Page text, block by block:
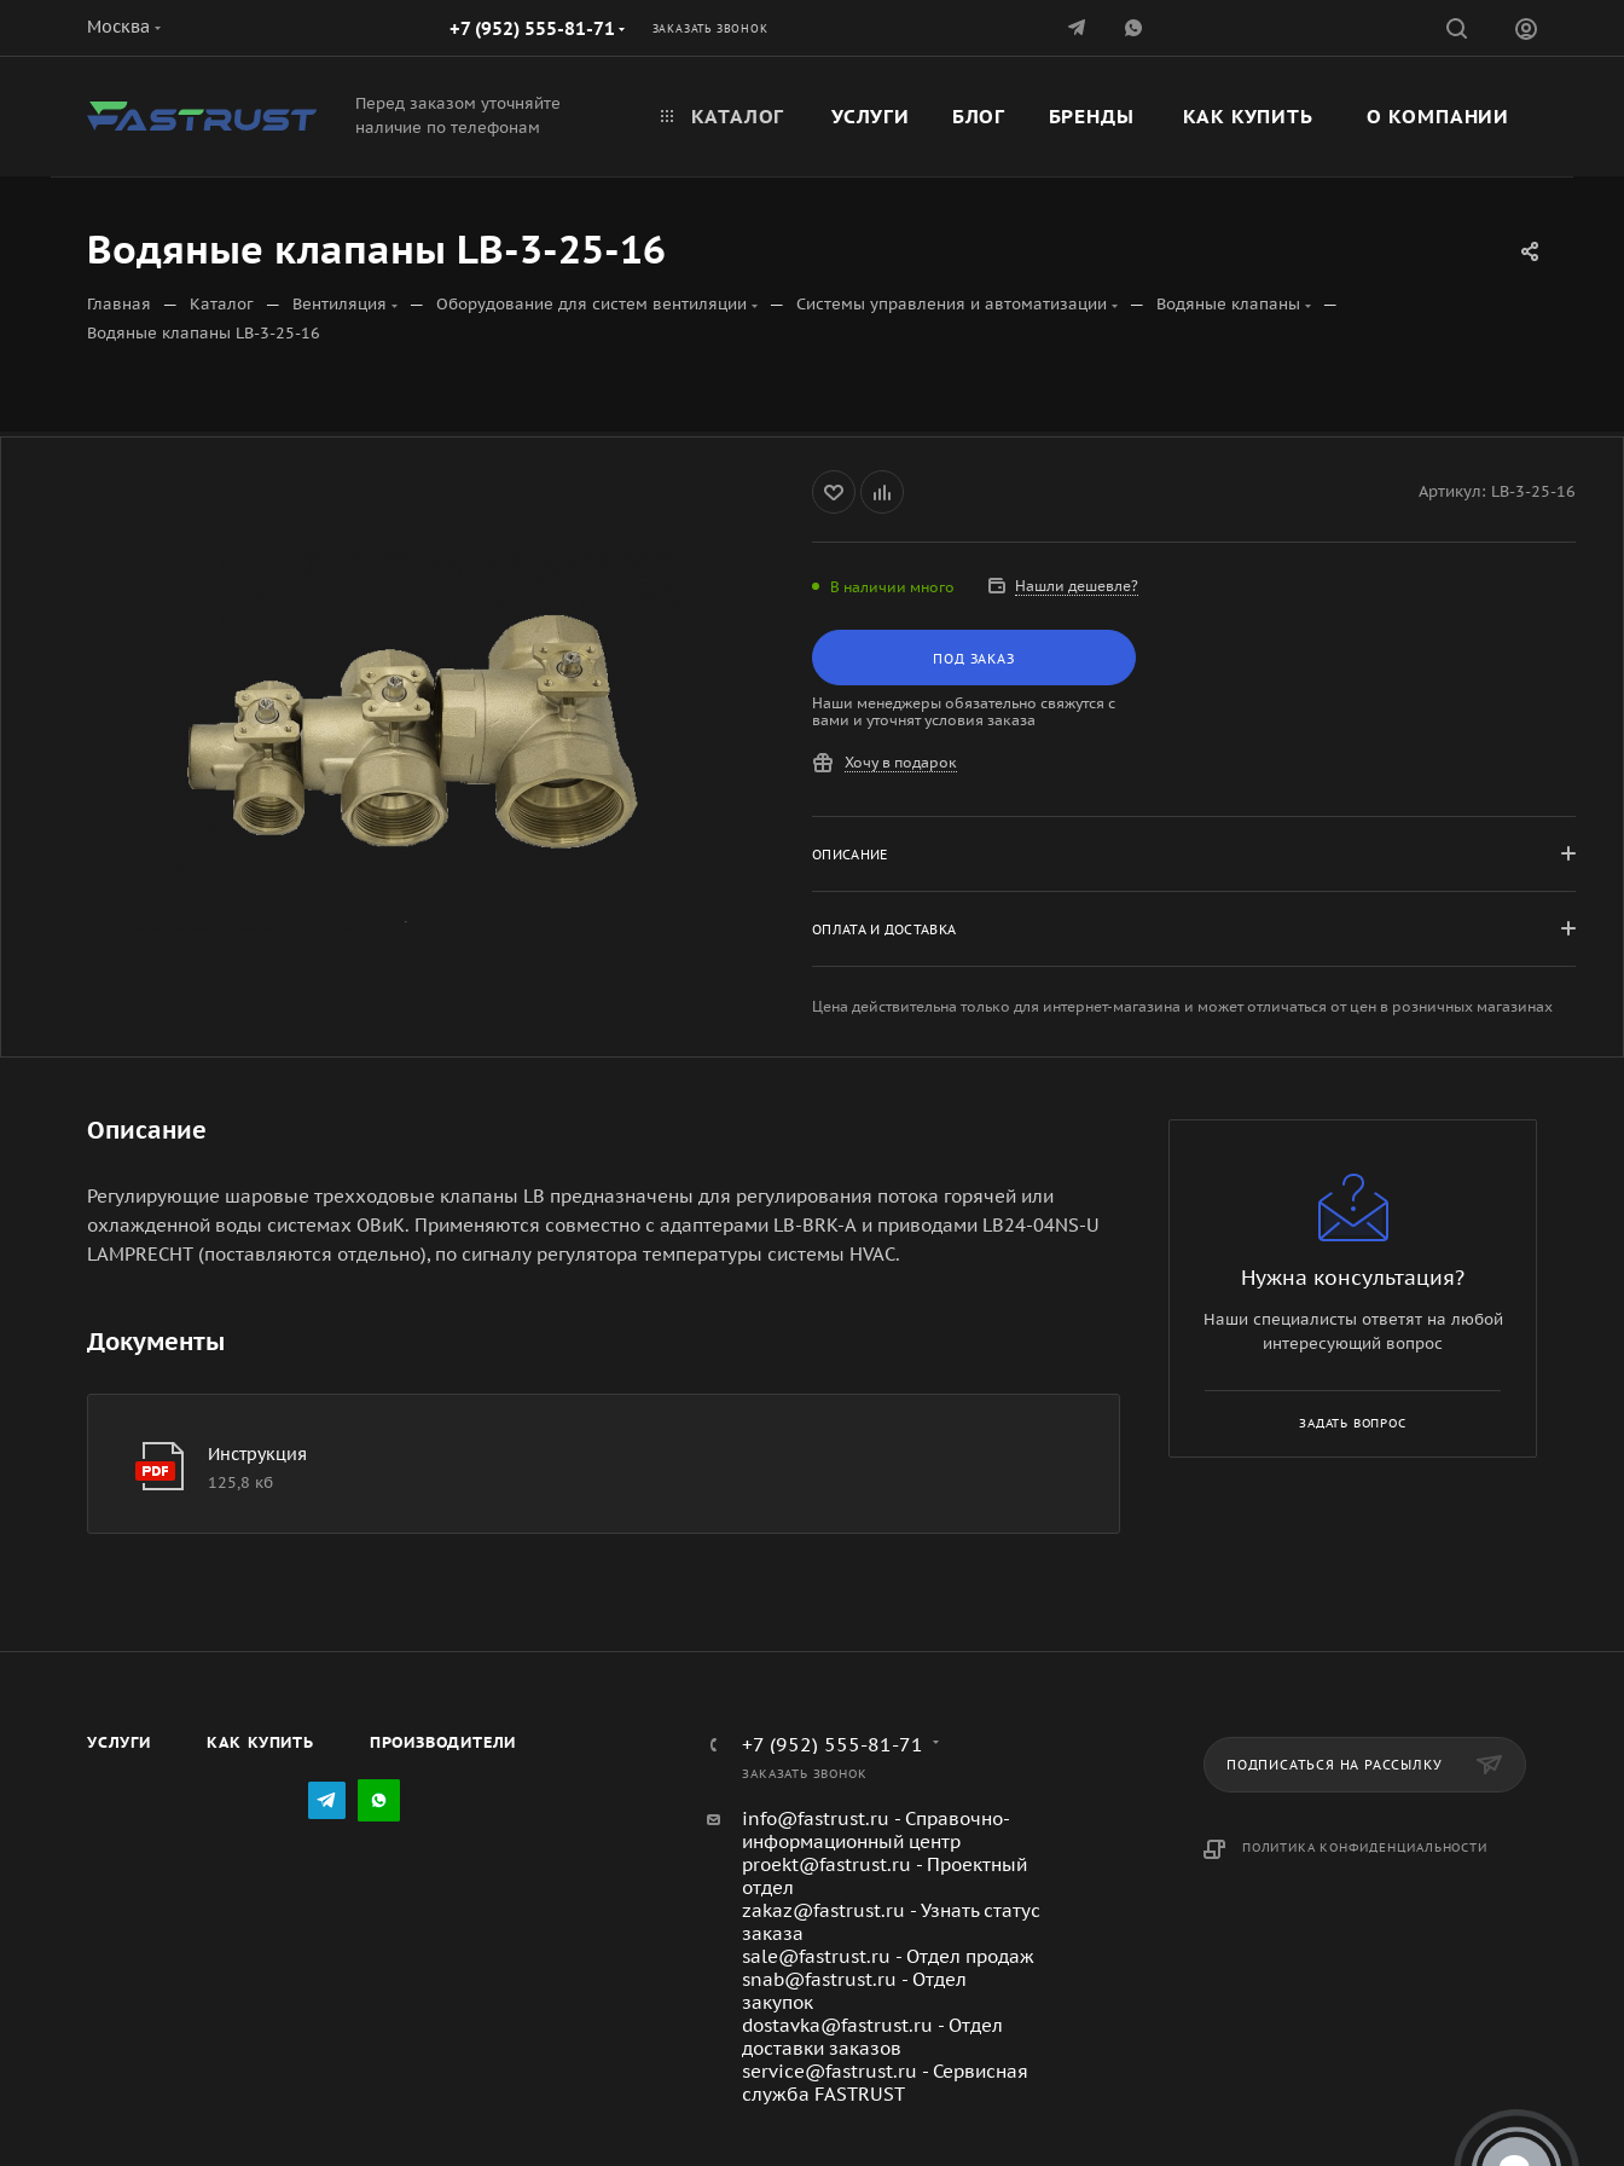
Москва +7 (952) 555-81-71 ЗАКАЗАТЬ ЗВОНОК
Перед заказом уточняйте
наличие по телефонам
КАТАЛОГ УСЛУГИ БЛОГ БРЕНДЫ КАК КУПИТЬ О КОМПАНИИ
Водяные клапаны LB-3-25-16
Главная — Каталог — Вентиляция — Оборудование для систем вентиляции — Системы управления и автоматизации — Водяные клапаны —
Водяные клапаны LB-3-25-16
Артикул: LB-3-25-16
В наличии много Нашли дешевле?
ПОД ЗАКАЗ
Наши менеджеры обязательно свяжутся с
вами и уточнят условия заказа
Хочу в подарок
ОПИСАНИЕ
ОПЛАТА И ДОСТАВКА
Цена действительна только для интернет-магазина и может отличаться от цен в розничных магазинах
Описание
Регулирующие шаровые трехходовые клапаны LB предназначены для регулирования потока горячей или
охлажденной воды системах ОВиК. Применяются совместно с адаптерами LB-BRK-A и приводами LB24-04NS-U
LAMPRECHT (поставляются отдельно), по сигналу регулятора температуры системы HVAC.
Документы
Инструкция
125,8 кб
Нужна консультация?
Наши специалисты ответят на любой
интересующий вопрос
ЗАДАТЬ ВОПРОС
УСЛУГИ КАК КУПИТЬ ПРОИЗВОДИТЕЛИ +7 (952) 555-81-71
ЗАКАЗАТЬ ЗВОНОК
info@fastrust.ru - Справочно-
информационный центр
proekt@fastrust.ru - Проектный
отдел
zakaz@fastrust.ru - Узнать статус
заказа
sale@fastrust.ru - Отдел продаж
snab@fastrust.ru - Отдел
закупок
dostavka@fastrust.ru - Отдел
доставки заказов
service@fastrust.ru - Сервисная
служба FASTRUST
ПОДПИСАТЬСЯ НА РАССЫЛКУ
ПОЛИТИКА КОНФИДЕНЦИАЛЬНОСТИ